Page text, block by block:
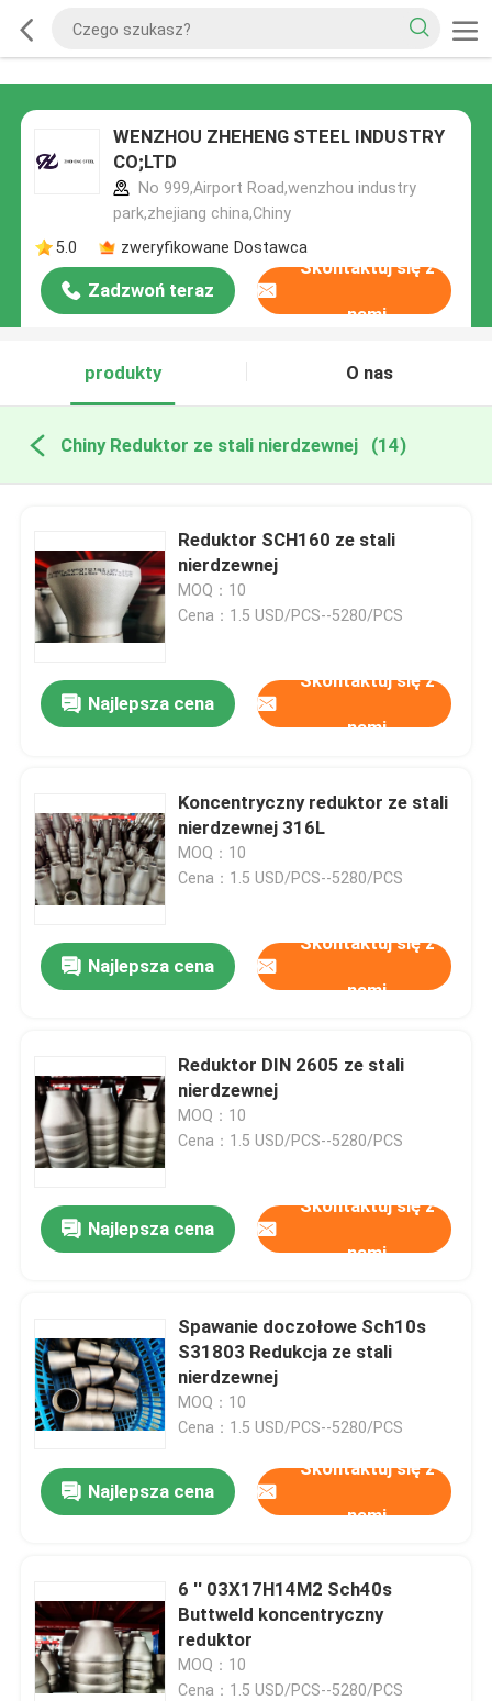
WENZHOU ZHEHENG STEEL INDUSTRY
CO;LTD
No 999,Airport Road,wenzhou industry
park,zhejiang china,Chiny
5.0
zweryfikowane Dostawca
Zadzwoń teraz
Skontaktuj się z
nami
produkty O nas
Chiny Reduktor ze stali nierdzewnej (14)
Reduktor SCH160 ze stali
nierdzewnej
MOQ：10
Cena：1.5 USD/PCS--5280/PCS
Najlepsza cena
Skontaktuj się z
nami
Koncentryczny reduktor ze stali
nierdzewnej 316L
MOQ：10
Cena：1.5 USD/PCS--5280/PCS
Najlepsza cena
Skontaktuj się z
nami
Reduktor DIN 2605 ze stali
nierdzewnej
MOQ：10
Cena：1.5 USD/PCS--5280/PCS
Najlepsza cena
Skontaktuj się z
nami
Spawanie doczołowe Sch10s
S31803 Redukcja ze stali
nierdzewnej
MOQ：10
Cena：1.5 USD/PCS--5280/PCS
Najlepsza cena
Skontaktuj się z
nami
6 '' 03X17H14M2 Sch40s
Buttweld koncentryczny
reduktor
MOQ：10
Cena：1.5 USD/PCS--5280/PCS